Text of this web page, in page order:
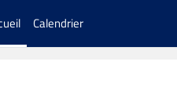
Calendrier